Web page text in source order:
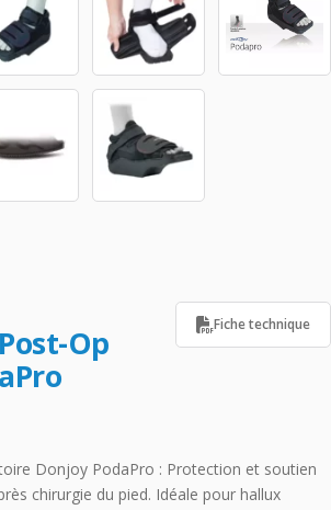
Op
Fiche technique
Donjoy PodaPro : Protection et soutien
chirurgie du pied. Idéale pour hallux